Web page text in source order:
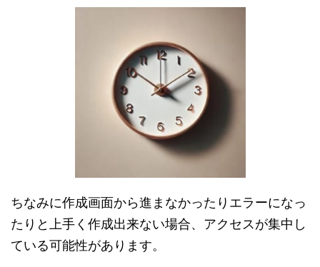
ちなみに作成画面から進まなかったりエラーになっ
たりと上手く作成出来ない場合、アクセスが集中し
ている可能性があります。